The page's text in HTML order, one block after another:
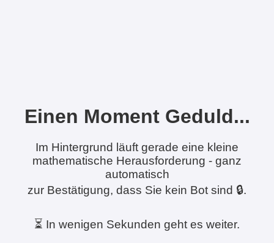
Einen Moment Geduld...
Im Hintergrund läuft gerade eine kleine
mathematische Herausforderung - ganz
automatisch
zur Bestätigung, dass Sie kein Bot sind 🔒.
⏳ In wenigen Sekunden geht es weiter.